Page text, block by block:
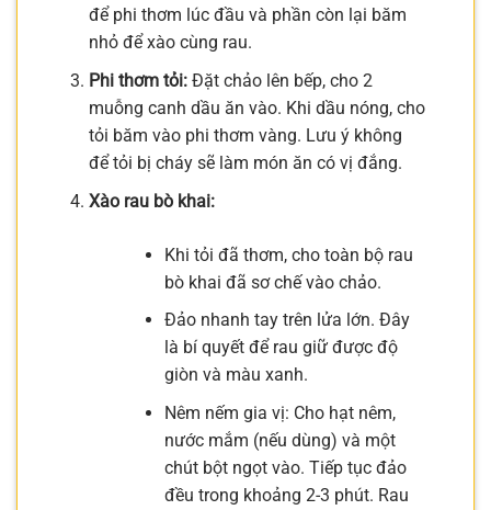
để phi thơm lúc đầu và phần còn lại băm
nhỏ để xào cùng rau.
Phi thơm tỏi:Đặt chảo lên bếp, cho 2
muỗng canh dầu ăn vào. Khi dầu nóng, cho
tỏi băm vào phi thơm vàng. Lưu ý không
để tỏi bị cháy sẽ làm món ăn có vị đắng.
Xào rau bò khai:
Khi tỏi đã thơm, cho toàn bộ rau
bò khai đã sơ chế vào chảo.
Đảo nhanh tay trên lửa lớn. Đây
là bí quyết để rau giữ được độ
giòn và màu xanh.
Nêm nếm gia vị: Cho hạt nêm,
nước mắm (nếu dùng) và một
chút bột ngọt vào. Tiếp tục đảo
đều trong khoảng 2-3 phút. Rau